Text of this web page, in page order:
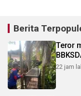
Berita
Teror
22 jam